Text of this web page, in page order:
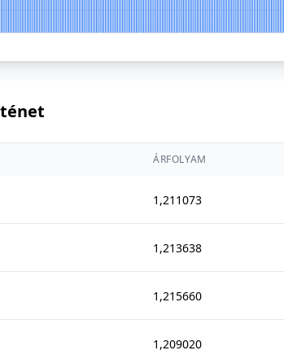
ÁRFOLYAM
1,211073
1,213638
1,215660
1,209020